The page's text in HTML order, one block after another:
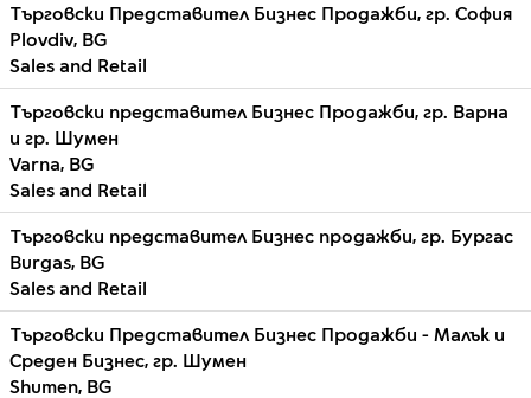
Търговски Представител Бизнес Продажби, гр. София
Plovdiv, BG
Sales and Retail
Търговски представител Бизнес Продажби, гр. Варна
и гр. Шумен
Varna, BG
Sales and Retail
Търговски представител Бизнес продажби, гр. Бургас
Burgas, BG
Sales and Retail
Търговски Представител Бизнес Продажби - Малък и
Среден Бизнес, гр. Шумен
Shumen, BG